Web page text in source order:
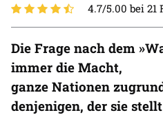
4.7/5.00 bei 21
Die Frage nach dem
immer die Macht,
ganze Nationen
denjenigen, der sie